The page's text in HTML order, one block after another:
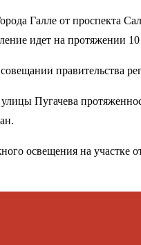
Галле от проспекта
идет на протяжении
правительства
Пугачева
освещения на